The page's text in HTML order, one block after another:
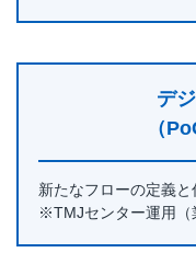
デ
（
新たなフローの定義
※TMJセンター運用（